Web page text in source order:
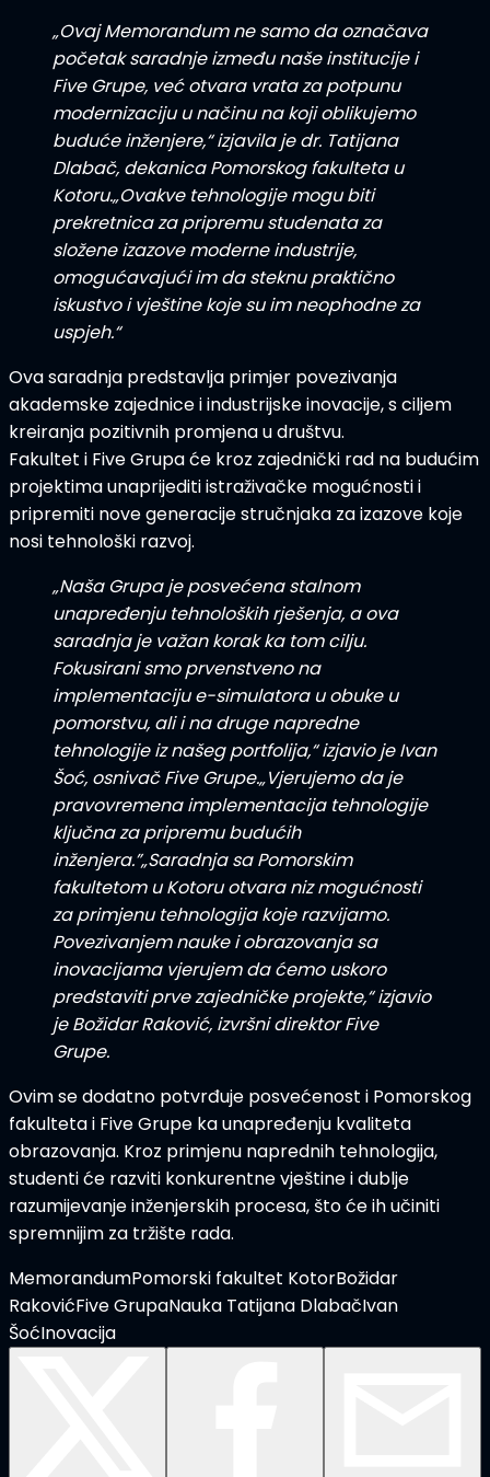
„Ovaj Memorandum ne samo da označava
početak saradnje između naše institucije i
Five Grupe, već otvara vrata za potpunu
modernizaciju u načinu na koji oblikujemo
buduće inženjere,“izjavila jedr. Tatijana
Dlabač, dekanica Pomorskog fakulteta u
Kotoru.„Ovakve tehnologije mogu biti
prekretnica za pripremu studenata za
složene izazove moderne industrije,
omogućavajući im da steknu praktično
iskustvo i vještine koje su im neophodne za
uspjeh.“
Ova saradnja predstavlja primjer povezivanja
akademske zajednice i industrijske inovacije, s ciljem
kreiranja pozitivnih promjena u društvu.
Fakultet i Five Grupa će kroz zajednički rad na budućim
projektimaunaprijediti istraživačke mogućnostii
pripremiti nove generacije stručnjaka za izazove koje
nosi tehnološki razvoj.
„Naša Grupa je posvećena stalnom
unapređenju tehnoloških rješenja, a ova
saradnja je važan korak ka tom cilju.
Fokusirani smo prvenstveno na
implementaciju e-simulatora u obuke u
pomorstvu, ali i na druge napredne
tehnologije iz našeg portfolija,“izjavio jeIvan
Šoć, osnivač Five Grupe.„Vjerujemo da je
pravovremena implementacija tehnologije
ključna za pripremu budućih
inženjera.”„Saradnja sa Pomorskim
fakultetom u Kotoru otvara niz mogućnosti
za primjenu tehnologija koje razvijamo.
Povezivanjem nauke i obrazovanja sa
inovacijama vjerujem da ćemo uskoro
predstaviti prve zajedničke projekte,“izjavio
jeBožidar Raković, izvršni direktor Five
Grupe.
Ovim se dodatno potvrđuje posvećenost i Pomorskog
fakulteta i Five Grupe kaunapređenju kvaliteta
obrazovanja. Kroz primjenu naprednih tehnologija,
studenti će razviti konkurentne vještine i dublje
razumijevanje inženjerskih procesa, što će ih učiniti
spremnijim za tržište rada.
MemorandumPomorski fakultet KotorBožidar
RakovićFive GrupaNauka Tatijana DlabačIvan
ŠoćInovacija